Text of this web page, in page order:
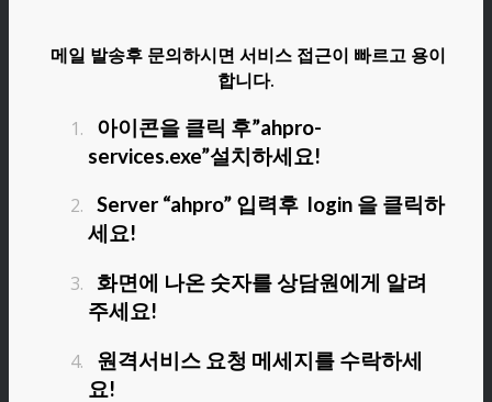
메일 발송후 문의하시면 서비스 접근이 빠르고 용이
합니다.
아이콘을 클릭 후”ahpro-
services.exe”설치하세요!
Server “ahpro” 입력후 login 을 클릭하
세요!
화면에 나온 숫자를 상담원에게 알려
주세요!
원격서비스 요청 메세지를 수락하세
요!